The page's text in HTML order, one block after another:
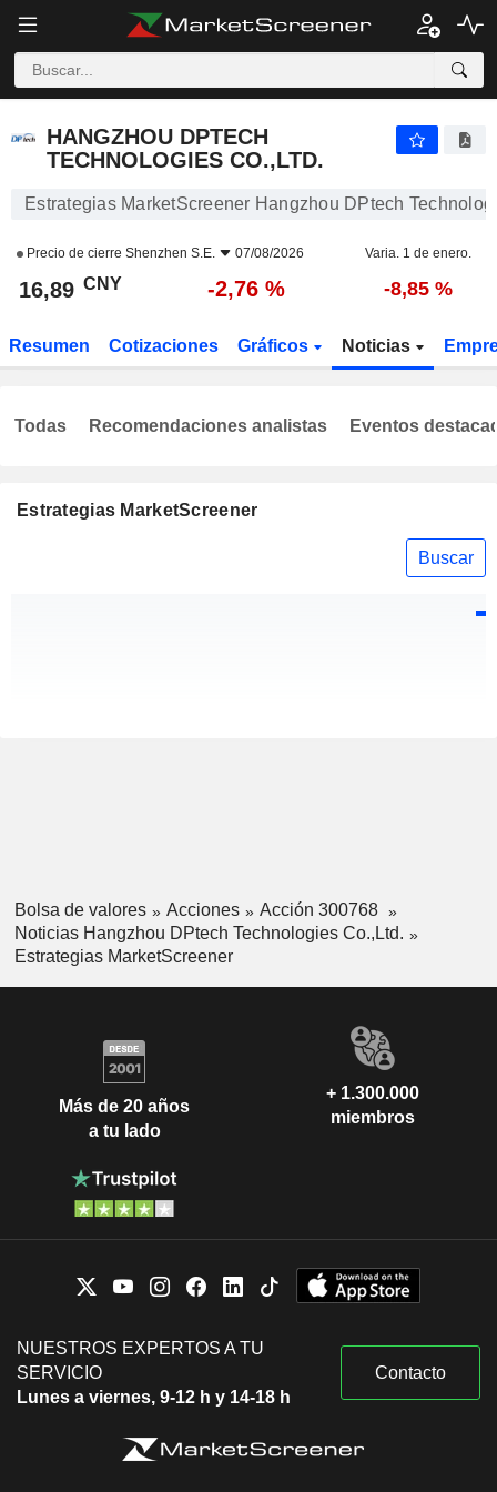
HANGZHOU DPTECH
TECHNOLOGIES CO.,LTD.
Estrategias MarketScreener Hangzhou DPtech
Precio de cierre Shenzhen S.E. 07/08/2026 Varia. 1 de enero.
16,89 CNY -2,76 % -8,85 %
Resumen Cotizaciones Gráficos Noticias
Estrategias MarketScreener
Buscar
Todas Recomendaciones analistas Eventos
Bolsa de valores Acciones
Acción 300768
Noticias Hangzhou DPtech Technologies Co.,Ltd.
Estrategias MarketScreener
Más de 20 años
a tu lado
+ 1.300.000
miembros
NUESTROS EXPERTOS A TU
SERVICIO
Lunes a viernes, 9-12 h y 14-18 h
Contacto